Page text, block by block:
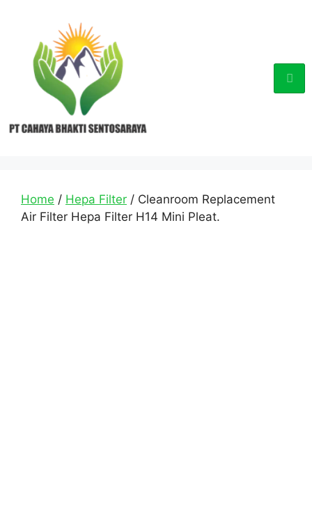
Home / Hepa Filter / Cleanroom Replacement
Air Filter Hepa Filter H14 Mini Pleat.